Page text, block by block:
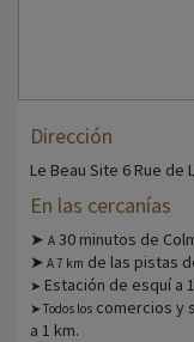
Dirección
Le Beau Site 6 Rue de
En las cercanías
➤ A 30 minutos de
➤ A 7 km de las pistas
➤ Estación de esquí a
➤ Todos los comercios y
a 1 km.